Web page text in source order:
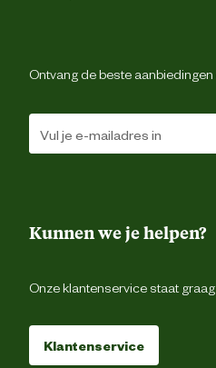
Ontvang de beste
Kunnen we je helpen?
Onze klantenservice staat graag
Klantenservice